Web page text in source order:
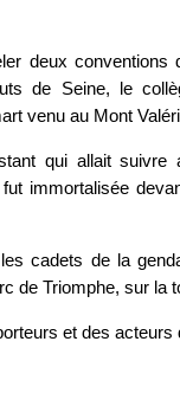
deux conventions
de Seine, le
venu au Mont
qui allait
immortalisée
cadets de la
de Triomphe, sur la
et des acteurs